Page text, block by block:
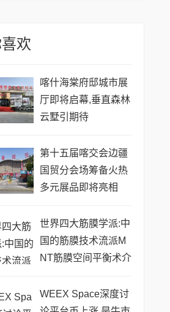
欢
喀什海棠府邸城市展
厅即将启幕,垂直森林
云墅引期待
第十五届喀交会边疆
国贸分会场筹备火热
多元展品即将亮相
世界四大筋膜学派:中
国的筋膜技术流派M
NT筋膜空间平衡术介
WEEX Space深度讨